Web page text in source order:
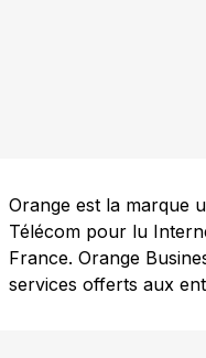
Orange est la marque
Télécom pour lu
France. Orange
services offerts aux